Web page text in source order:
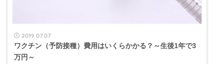
2019.07.07
ワクチン（予防接種）費用はいくらかかる？～生後1年で3
万円～